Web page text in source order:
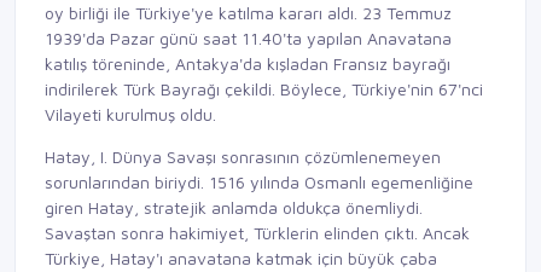
oy birliği ile Türkiye'ye katılma kararı aldı. 23 Temmuz
1939'da Pazar günü saat 11.40'ta yapılan Anavatana
katılış töreninde, Antakya'da kışladan Fransız bayrağı
indirilerek Türk Bayrağı çekildi. Böylece, Türkiye'nin 67'nci
Vilayeti kurulmuş oldu.
Hatay, I. Dünya Savaşı sonrasının çözümlenemeyen
sorunlarından biriydi. 1516 yılında Osmanlı egemenliğine
giren Hatay, stratejik anlamda oldukça önemliydi.
Savaştan sonra hakimiyet, Türklerin elinden çıktı. Ancak
Türkiye, Hatay'ı anavatana katmak için büyük çaba